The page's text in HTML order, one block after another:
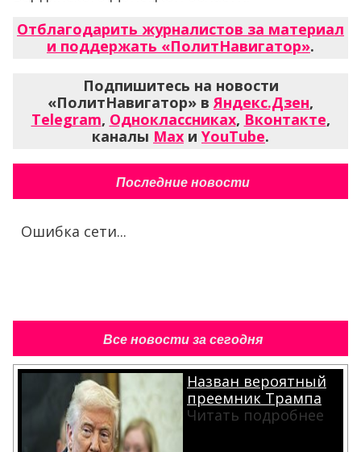
Отблагодарить журналистов за материал
и поддержать «ПолитНавигатор».
Подпишитесь на новости
«ПолитНавигатор» вЯндекс.Дзен,
Telegram, Одноклассниках, Вконтакте,
каналы Max и YouTube.
Последние новости
Ошибка сети...
Все новости за сегодня
Назван вероятный
преемник Трампа
Читать подробнее